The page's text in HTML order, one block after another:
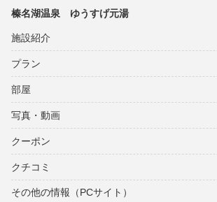
榛名湖温泉 ゆうすげ元湯
施設紹介
プラン
部屋
写真・動画
クーポン
クチコミ
その他の情報（PCサイト）